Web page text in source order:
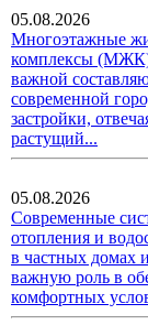
05.08.2026
Многоэтажные
комплексы (МЖК)
важной
современной
застройки,
растущий...
05.08.2026
Современные
отопления и
в частных домах
важную роль в
комфортных